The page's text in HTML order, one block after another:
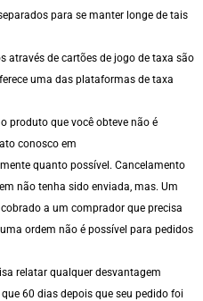
para se manter longe de tais
através de cartões de jogo de taxa são
uma das plataformas de taxa
o produto que você obteve não é
conosco em
quanto possível. Cancelamento
não tenha sido enviada, mas. Um
a um comprador que precisa
ordem não é possível para pedidos
relatar qualquer desvantagem
60 dias depois que seu pedido foi